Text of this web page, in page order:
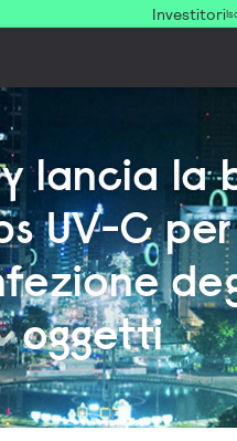
Investitori
lancia la
UV-C
oggetti